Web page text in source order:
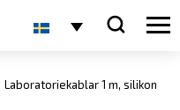
Laboratoriekablar 1 m, silikon